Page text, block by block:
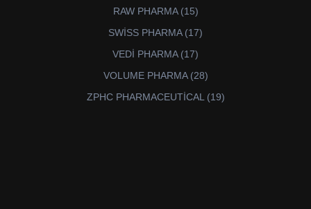
RAW PHARMA 1515
SWİSS PHARMA 1717
VEDİ PHARMA 1717
VOLUME PHARMA 2828
ZPHC PHARMACEUTİCAL 1919